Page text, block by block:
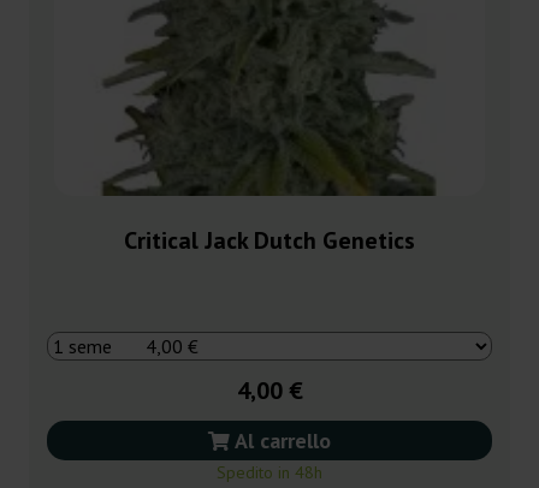
Critical Jack Dutch Genetics
4,00 €
Al carrello
Spedito in 48h